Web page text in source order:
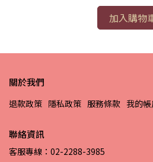
加入購物
關於我們
退款政策 隱私政策 服務條款 我的帳
聯絡資訊
客服專線：02-2288-3985